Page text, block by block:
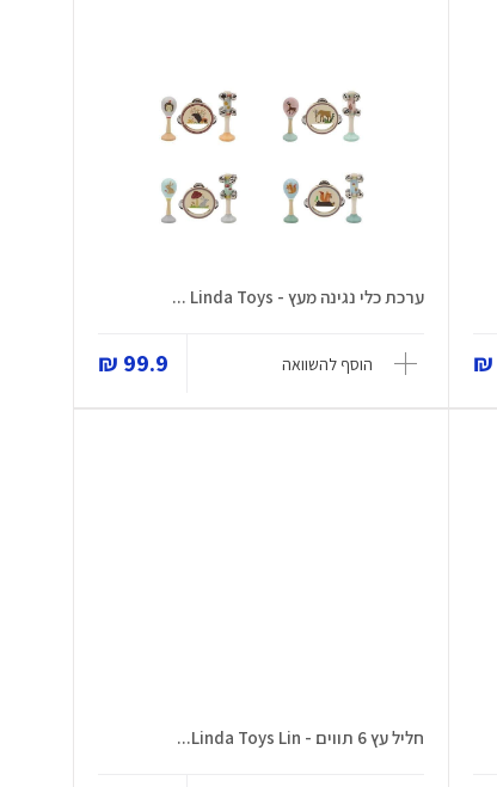
ערכת כלי נגינה מעץ - Linda Toys ...
הוסף להשוואה 99.9 ₪
חליל עץ 6 תווים - Linda Toys Lin...